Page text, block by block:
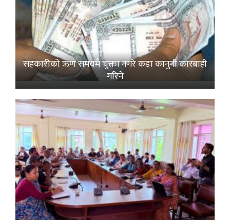
सहकारीको ऋण समयमै चुक्ता नगरे कडा कानुनी कारबाही
गरिने